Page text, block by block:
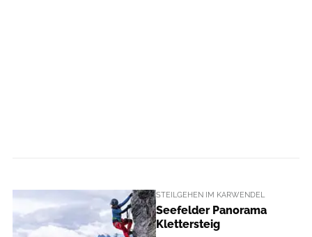
STEILGEHEN IM KARWENDEL
Seefelder Panorama
Klettersteig